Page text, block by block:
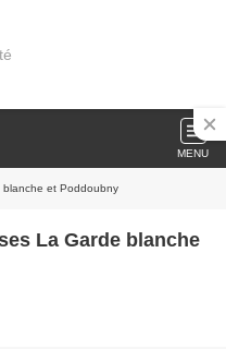
MENU
blanche et Poddoubny
La Garde blanche